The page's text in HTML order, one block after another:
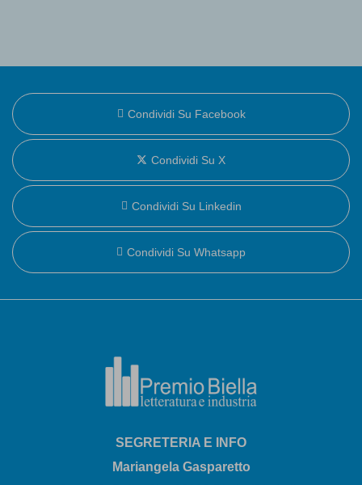
Condividi Su Facebook
Condividi Su X
Condividi Su Linkedin
Condividi Su Whatsapp
SEGRETERIA E INFO
Mariangela Gasparetto